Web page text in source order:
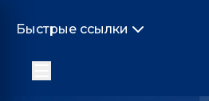
Быстрые ссылки